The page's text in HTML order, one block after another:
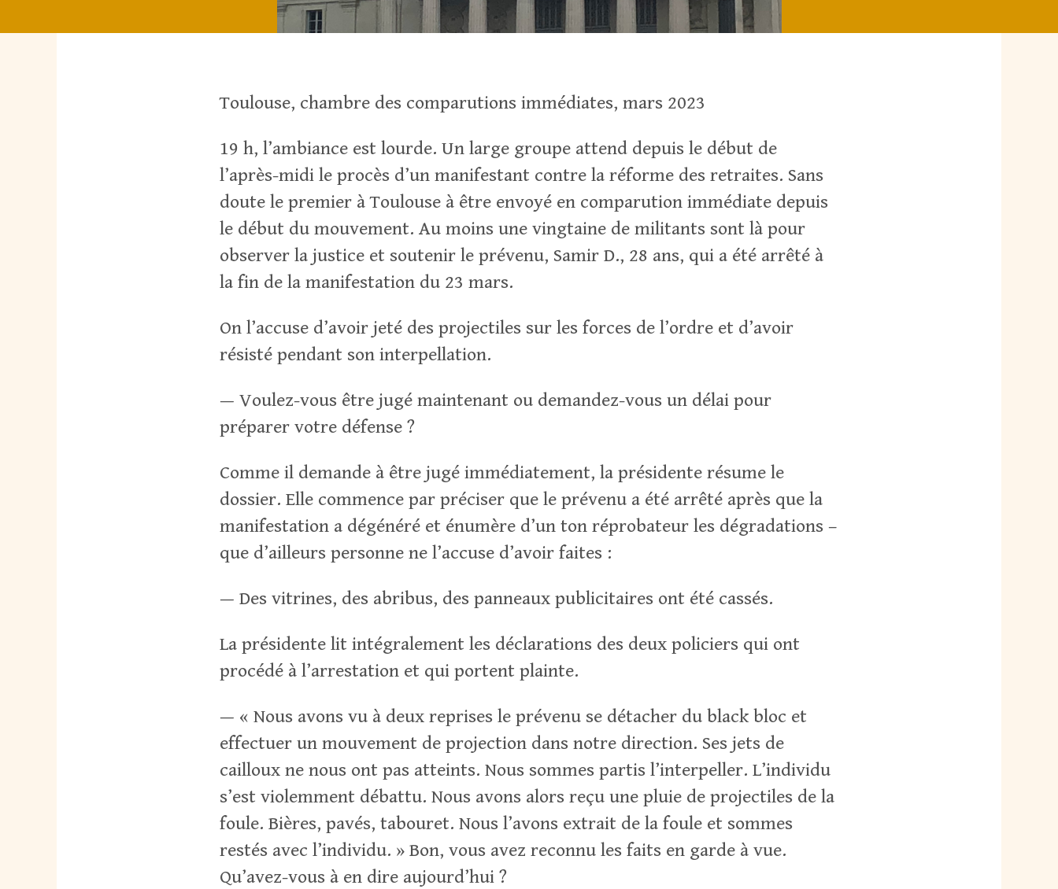
Toulouse, chambre des comparutions immédiates, mars 2023
19 h, l’ambiance est lourde. Un large groupe attend depuis le début de
l’après-midi le procès d’un manifestant contre la réforme des retraites. Sans
doute le premier à Toulouse à être envoyé en comparution immédiate depuis
le début du mouvement. Au moins une vingtaine de militants sont là pour
observer la justice et soutenir le prévenu, Samir D., 28 ans, qui a été arrêté à
la fin de la manifestation du 23 mars.
On l’accuse d’avoir jeté des projectiles sur les forces de l’ordre et d’avoir
résisté pendant son interpellation.
— Voulez-vous être jugé maintenant ou demandez-vous un délai pour
préparer votre défense ?
Comme il demande à être jugé immédiatement, la présidente résume le
dossier. Elle commence par préciser que le prévenu a été arrêté après que la
manifestation a dégénéré et énumère d’un ton réprobateur les dégradations –
que d’ailleurs personne ne l’accuse d’avoir faites :
— Des vitrines, des abribus, des panneaux publicitaires ont été cassés.
La présidente lit intégralement les déclarations des deux policiers qui ont
procédé à l’arrestation et qui portent plainte.
— « Nous avons vu à deux reprises le prévenu se détacher du black bloc et
effectuer un mouvement de projection dans notre direction. Ses jets de
cailloux ne nous ont pas atteints. Nous sommes partis l’interpeller. L’individu
s’est violemment débattu. Nous avons alors reçu une pluie de projectiles de la
foule. Bières, pavés, tabouret. Nous l’avons extrait de la foule et sommes
restés avec l’individu. » Bon, vous avez reconnu les faits en garde à vue.
Qu’avez-vous à en dire aujourd’hui ?